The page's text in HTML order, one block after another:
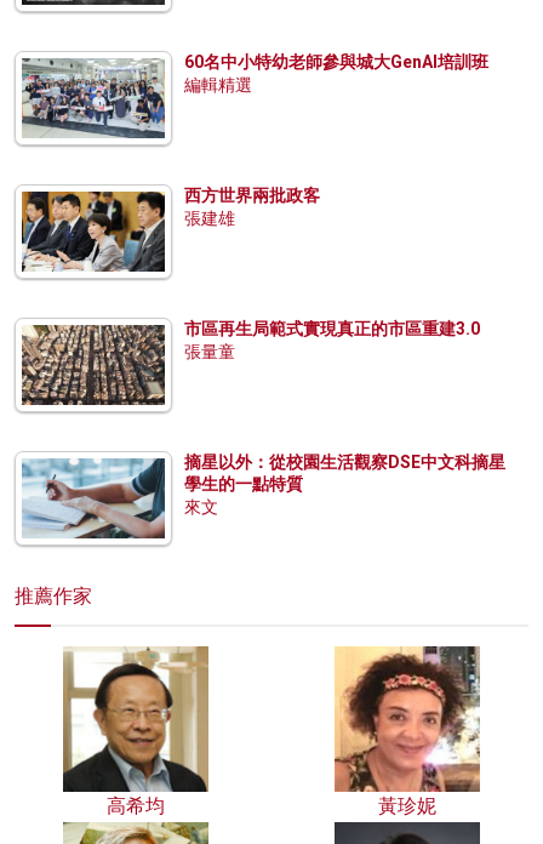
60名中小特幼老師參與城大GenAI培訓班
編輯精選
西方世界兩批政客
張建雄
市區再生局範式實現真正的市區重建3.0
張量童
摘星以外：從校園生活觀察DSE中文科摘星
學生的一點特質
來文
推薦作家
高希均 黃珍妮